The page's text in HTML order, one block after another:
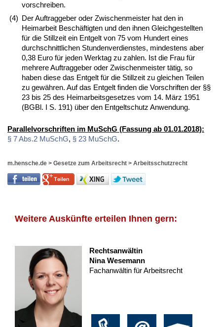
vorschreiben.
(4) Der Auftraggeber oder Zwischenmeister hat den in
Heimarbeit Beschäftigten und den ihnen Gleichgestellten
für die Stillzeit ein Entgelt von 75 vom Hundert eines
durchschnittlichen Stundenverdienstes, mindestens aber
0,38 Euro für jeden Werktag zu zahlen. Ist die Frau für
mehrere Auftraggeber oder Zwischenmeister tätig, so
haben diese das Entgelt für die Stillzeit zu gleichen Teilen
zu gewähren. Auf das Entgelt finden die Vorschriften der §§
23 bis 25 des Heimarbeitsgesetzes vom 14. März 1951
(BGBl. I S. 191) über den Entgeltschutz Anwendung.
Parallelvorschriften im MuSchG (Fassung ab 01.01.2018):
§ 7 Abs.2 MuSchG, § 23 MuSchG.
m.hensche.de > Gesetze zum Arbeitsrecht > Arbeitsschutzrecht
Weitere Auskünfte erteilen Ihnen gern:
Rechtsanwältin
Nina Wesemann
Fachanwältin für Arbeitsrecht